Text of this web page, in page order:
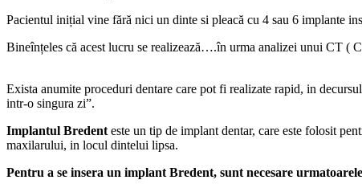
Pacientul inițial vine fără nici un dinte si pleacă cu 4 sau 6 implante
Bineînțeles că acest lucru se realizează….în urma analizei unui CT (
Exista anumite proceduri dentare care pot fi realizate rapid, in
intr-o singura zi”.
Implantul Bredent este un tip de implant dentar, care este folosit
maxilarului, in locul dintelui lipsa.
Pentru a se insera un implant Bredent, sunt necesare